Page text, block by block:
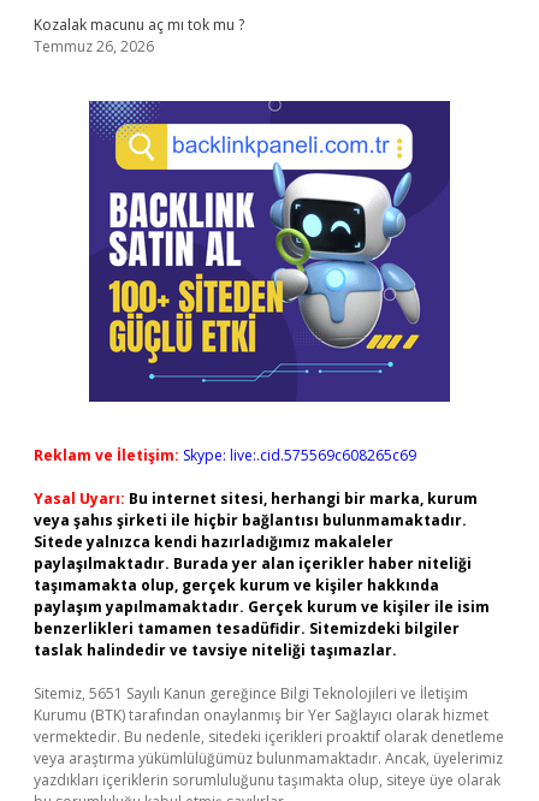
Kozalak macunu aç mı tok mu ?
Temmuz 26, 2026
Reklam ve İletişim: Skype: live:.cid.575569c608265c69
Yasal Uyarı: Bu internet sitesi, herhangi bir marka, kurum
veya şahıs şirketi ile hiçbir bağlantısı bulunmamaktadır.
Sitede yalnızca kendi hazırladığımız makaleler
paylaşılmaktadır. Burada yer alan içerikler haber niteliği
taşımamakta olup, gerçek kurum ve kişiler hakkında
paylaşım yapılmamaktadır. Gerçek kurum ve kişiler ile isim
benzerlikleri tamamen tesadüfidir. Sitemizdeki bilgiler
taslak halindedir ve tavsiye niteliği taşımazlar.
Sitemiz, 5651 Sayılı Kanun gereğince Bilgi Teknolojileri ve İletişim
Kurumu (BTK) tarafından onaylanmış bir Yer Sağlayıcı olarak hizmet
vermektedir. Bu nedenle, sitedeki içerikleri proaktif olarak denetleme
veya araştırma yükümlülüğümüz bulunmamaktadır. Ancak, üyelerimiz
yazdıkları içeriklerin sorumluluğunu taşımakta olup, siteye üye olarak